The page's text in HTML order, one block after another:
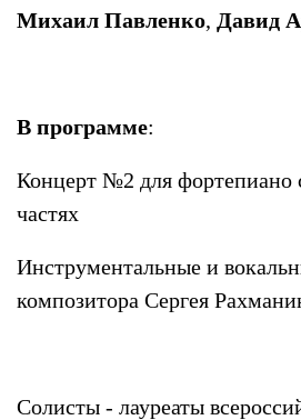
Михаил Павленко, Давид
В программе:
Концерт №2 для фортепиано
частях
Инструментальные и
композитора Сергея
Солисты - лауреаты